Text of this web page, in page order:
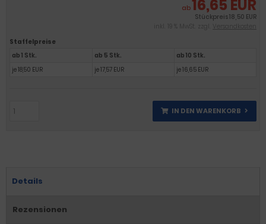
ab16,65 EUR
Stückpreis18,50 EUR
inkl. 19 % MwSt. zzgl.
Versandkosten
Staffelpreise
ab 1 Stk.
je 18,50 EUR
ab 5 Stk.
je 17,57 EUR
ab 10 Stk.
je 16,65 EUR
IN DEN WARENKORB
Details
Rezensionen